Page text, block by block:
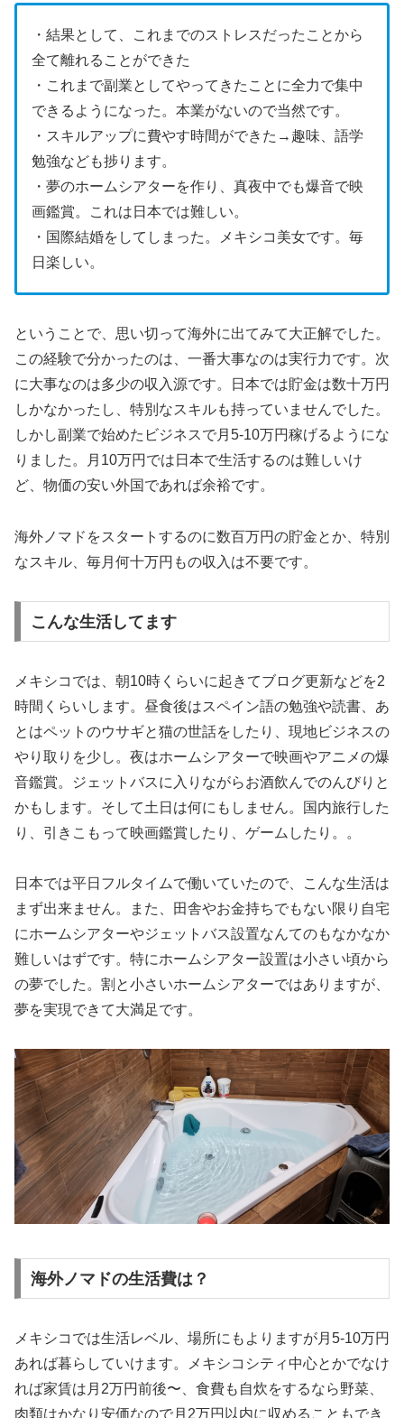
・結果として、これまでのストレスだったことから
全て離れることができた
・これまで副業としてやってきたことに全力で集中
できるようになった。本業がないので当然です。
・スキルアップに費やす時間ができた→趣味、語学
勉強なども捗ります。
・夢のホームシアターを作り、真夜中でも爆音で映
画鑑賞。これは日本では難しい。
・国際結婚をしてしまった。メキシコ美女です。毎
日楽しい。
ということで、思い切って海外に出てみて大正解でした。
この経験で分かったのは、一番大事なのは実行力です。次
に大事なのは多少の収入源です。日本では貯金は数十万円
しかなかったし、特別なスキルも持っていませんでした。
しかし副業で始めたビジネスで月5-10万円稼げるようにな
りました。月10万円では日本で生活するのは難しいけ
ど、物価の安い外国であれば余裕です。
海外ノマドをスタートするのに数百万円の貯金とか、特別
なスキル、毎月何十万円もの収入は不要です。
こんな生活してます
メキシコでは、朝10時くらいに起きてブログ更新などを2
時間くらいします。昼食後はスペイン語の勉強や読書、あ
とはペットのウサギと猫の世話をしたり、現地ビジネスの
やり取りを少し。夜はホームシアターで映画やアニメの爆
音鑑賞。ジェットバスに入りながらお酒飲んでのんびりと
かもします。そして土日は何にもしません。国内旅行した
り、引きこもって映画鑑賞したり、ゲームしたり。。
日本では平日フルタイムで働いていたので、こんな生活は
まず出来ません。また、田舎やお金持ちでもない限り自宅
にホームシアターやジェットバス設置なんてのもなかなか
難しいはずです。特にホームシアター設置は小さい頃から
の夢でした。割と小さいホームシアターではありますが、
夢を実現できて大満足です。
海外ノマドの生活費は？
メキシコでは生活レベル、場所にもよりますが月5-10万円
あれば暮らしていけます。メキシコシティ中心とかでなけ
れば家賃は月2万円前後〜、食費も自炊をするなら野菜、
肉類はかなり安価なので月2万円以内に収めることもでき